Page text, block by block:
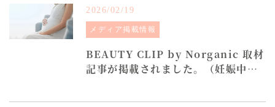
2026/02/19
メディア掲載情報
BEAUTY CLIP by Norganic 取材
記事が掲載されました。（妊娠中の